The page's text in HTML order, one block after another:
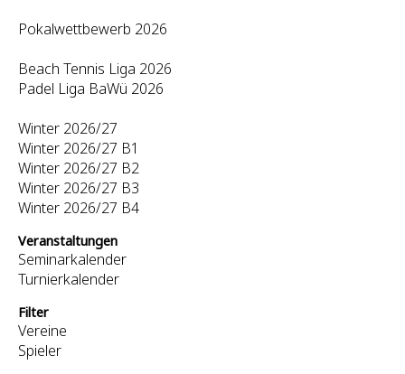
Pokalwettbewerb 2026
Beach Tennis Liga 2026
Padel Liga BaWü 2026
Winter 2026/27
Winter 2026/27 B1
Winter 2026/27 B2
Winter 2026/27 B3
Winter 2026/27 B4
Veranstaltungen
Seminarkalender
Turnierkalender
Filter
Vereine
Spieler